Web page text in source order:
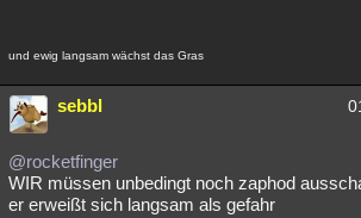
und ewig langsam wächst das Gras
sebbl
@rocketfinger
WIR müssen unbedingt noch zaphod
er erweißt sich langsam als gefahr